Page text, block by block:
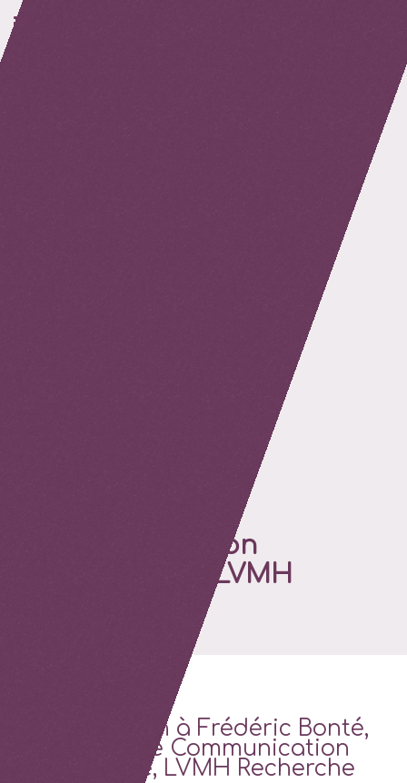
Communication
Scientifique, LVMH
Une question à Frédéric Bonté,
Responsable Communication
Scientifique, LVMH Recherche